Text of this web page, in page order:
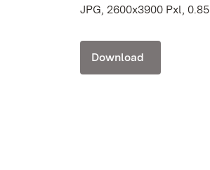
JPG, 2600x3900 Pxl,
Download